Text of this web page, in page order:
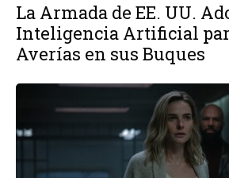
La Armada de EE. UU.
Inteligencia Artificial
Averías en sus Buques